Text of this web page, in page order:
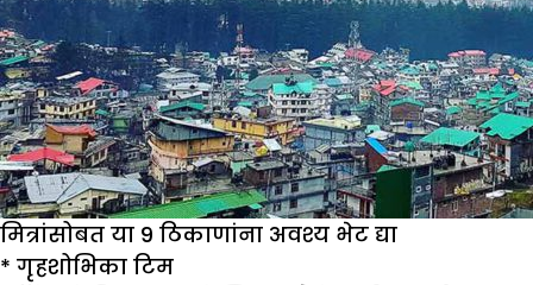
मित्रांसोबत या 9 ठिकाणांना अवश्य भेट द्या
* गृहशोभिका टिम